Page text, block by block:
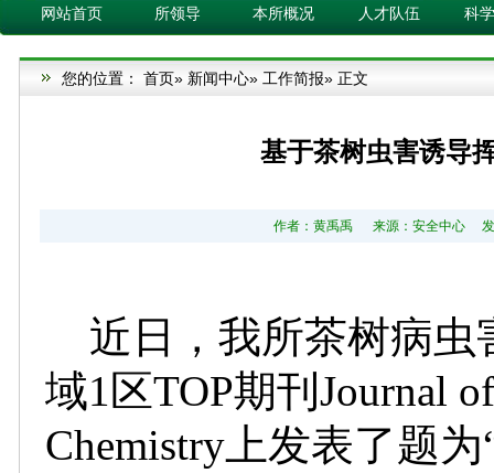
网站首页 所领导 本所概况 人才队伍 科
您的位置： 首页» 新闻中心» 工作简报» 正文
基于茶树虫害诱导
作者：黄禹禹 来源：安全中心 发
近日，我所茶树病
域1区TOP期刊 Journal
Chemistry 上发表了题为